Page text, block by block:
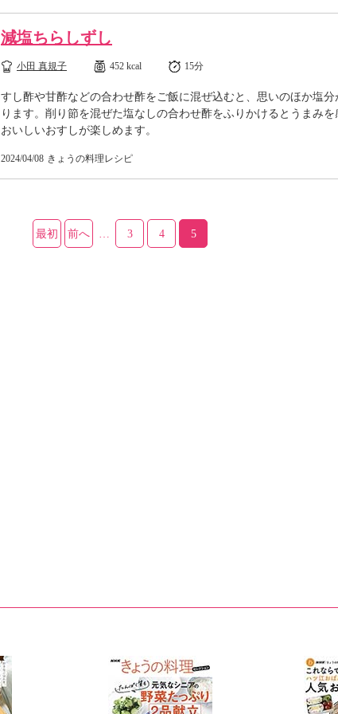
減塩ちらしずし
小田 真規子 452 kcal 15分
すし酢や甘酢などの合わせ酢をご飯に混ぜ込むと、思いのほか塩分
ります。削り節を混ぜた塩なしの合わせ酢をふりかけるとうまみを
おいしいおすしが楽しめます。
2024/04/08 きょうの料理レシピ
最初 前へ … 3 4 5